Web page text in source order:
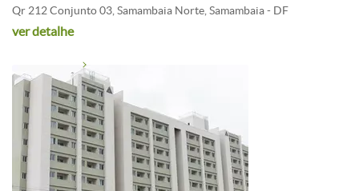
Qr 212 Conjunto 03, Samambaia Norte, Samambaia - DF
ver detalhe